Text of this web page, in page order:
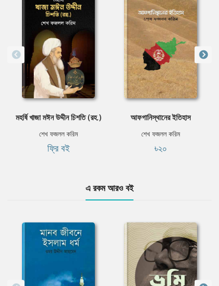
মহর্ষি খাজা মঈন উদ্দীন চিশতি (রহ.)
শেখ ফজলল করিম
ফ্রি বই
আফগানিস্থানের ইতিহাস
শেখ ফজলল করিম
৳২০
এ রকম আরও বই